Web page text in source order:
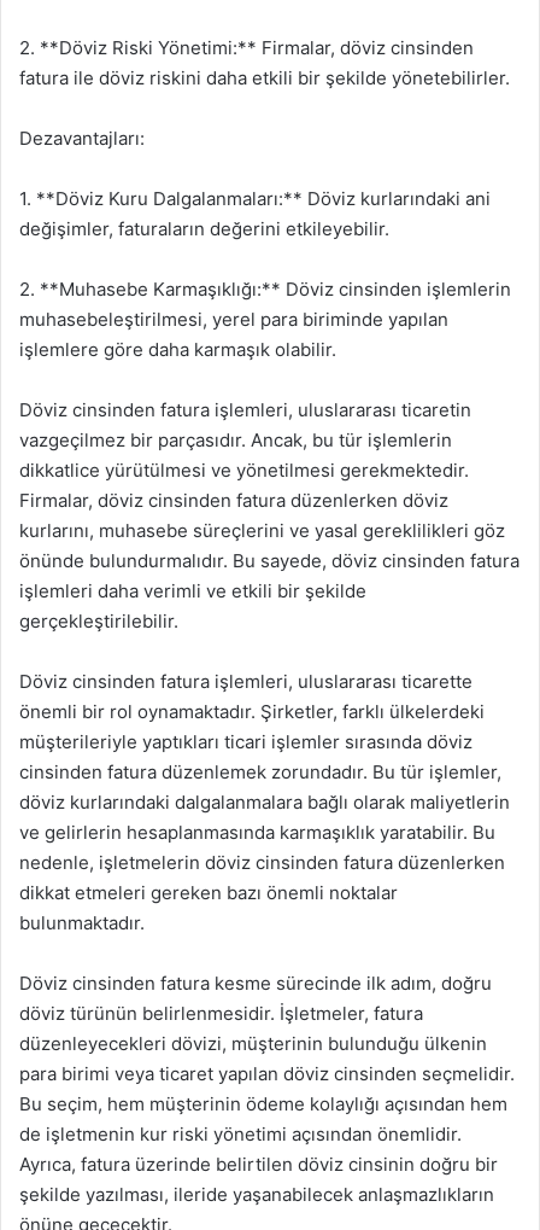
2. **Döviz Riski Yönetimi:** Firmalar, döviz cinsinden
fatura ile döviz riskini daha etkili bir şekilde yönetebilirler.
Dezavantajları:
1. **Döviz Kuru Dalgalanmaları:** Döviz kurlarındaki ani
değişimler, faturaların değerini etkileyebilir.
2. **Muhasebe Karmaşıklığı:** Döviz cinsinden işlemlerin
muhasebeleştirilmesi, yerel para biriminde yapılan
işlemlere göre daha karmaşık olabilir.
Döviz cinsinden fatura işlemleri, uluslararası ticaretin
vazgeçilmez bir parçasıdır. Ancak, bu tür işlemlerin
dikkatlice yürütülmesi ve yönetilmesi gerekmektedir.
Firmalar, döviz cinsinden fatura düzenlerken döviz
kurlarını, muhasebe süreçlerini ve yasal gereklilikleri göz
önünde bulundurmalıdır. Bu sayede, döviz cinsinden fatura
işlemleri daha verimli ve etkili bir şekilde
gerçekleştirilebilir.
Döviz cinsinden fatura işlemleri, uluslararası ticarette
önemli bir rol oynamaktadır. Şirketler, farklı ülkelerdeki
müşterileriyle yaptıkları ticari işlemler sırasında döviz
cinsinden fatura düzenlemek zorundadır. Bu tür işlemler,
döviz kurlarındaki dalgalanmalara bağlı olarak maliyetlerin
ve gelirlerin hesaplanmasında karmaşıklık yaratabilir. Bu
nedenle, işletmelerin döviz cinsinden fatura düzenlerken
dikkat etmeleri gereken bazı önemli noktalar
bulunmaktadır.
Döviz cinsinden fatura kesme sürecinde ilk adım, doğru
döviz türünün belirlenmesidir. İşletmeler, fatura
düzenleyecekleri dövizi, müşterinin bulunduğu ülkenin
para birimi veya ticaret yapılan döviz cinsinden seçmelidir.
Bu seçim, hem müşterinin ödeme kolaylığı açısından hem
de işletmenin kur riski yönetimi açısından önemlidir.
Ayrıca, fatura üzerinde belirtilen döviz cinsinin doğru bir
şekilde yazılması, ileride yaşanabilecek anlaşmazlıkların
önüne geçecektir.